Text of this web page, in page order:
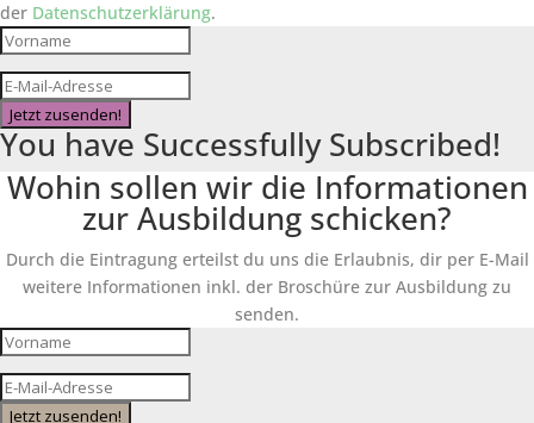
der Datenschutzerklärung.
Jetzt zusenden!
You have Successfully Subscribed!
Wohin sollen wir die Informationen
zur Ausbildung schicken?
Durch die Eintragung erteilst du uns die Erlaubnis, dir per E-Mail
weitere Informationen inkl. der Broschüre zur Ausbildung zu
senden.
Jetzt zusenden!